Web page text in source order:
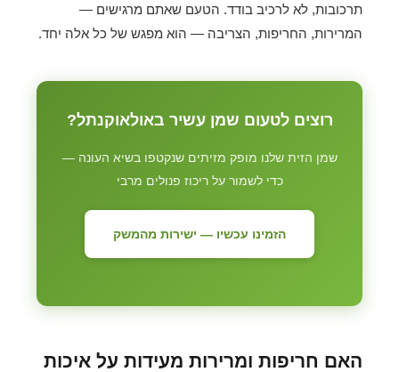
תרכובות, לא לרכיב בודד. הטעם שאתם מרגישים —
המרירות, החריפות, הצריבה — הוא מפגש של כל אלה יחד.
רוצים לטעום שמן עשיר באולאוקנתל?
שמן הזית שלנו מופק מזיתים שנקטפו בשיא העונה —
כדי לשמור על ריכוז פנולים מרבי
הזמינו עכשיו — ישירות מהמשק
האם חריפות ומרירות מעידות על איכות